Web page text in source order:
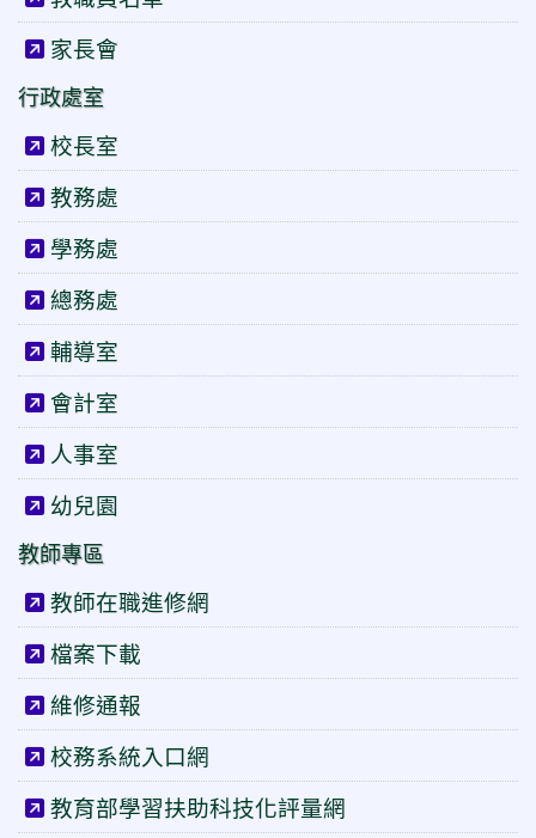
家長會
行政處室
校長室
教務處
學務處
總務處
輔導室
會計室
人事室
幼兒園
教師專區
教師在職進修網
檔案下載
維修通報
校務系統入口網
教育部學習扶助科技化評量網